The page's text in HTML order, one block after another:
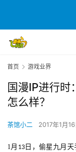
首页 游戏业界
国漫IP进行时
怎么样？
茶馆小二 2017年1月
1月 13日，偷星九月